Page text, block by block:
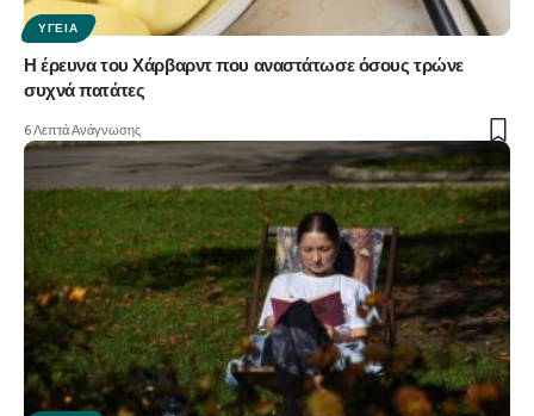
ΥΓΕΊΑ
Η έρευνα του Χάρβαρντ που αναστάτωσε όσους τρώνε
συχνά πατάτες
6 Λεπτά Ανάγνωσης